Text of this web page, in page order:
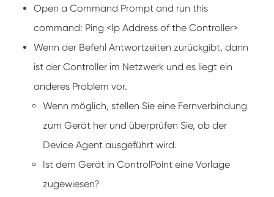
Open a Command Prompt and run this
command: Ping <Ip Address of the Controller>
Wenn der Befehl Antwortzeiten zurückgibt, dann
ist der Controller im Netzwerk und es liegt ein
anderes Problem vor.
Wenn möglich, stellen Sie eine Fernverbindung
zum Gerät her und überprüfen Sie, ob der
Device Agent ausgeführt wird.
Ist dem Gerät in ControlPoint eine Vorlage
zugewiesen?